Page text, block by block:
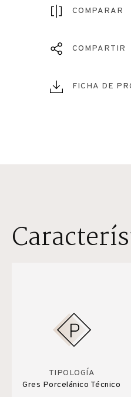
COMPARAR
COMPARTIR
FICHA DE
TIPOLOGÍA
Gres Porcelánico Técnico